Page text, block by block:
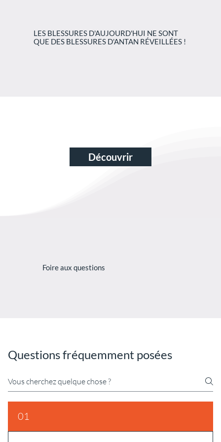
LES BLESSURES D'AUJOURD'HUI NE SONT
QUE DES BLESSURES D'ANTAN RÉVEILLÉES !
Découvrir
Foire aux questions
Questions fréquemment posées
01